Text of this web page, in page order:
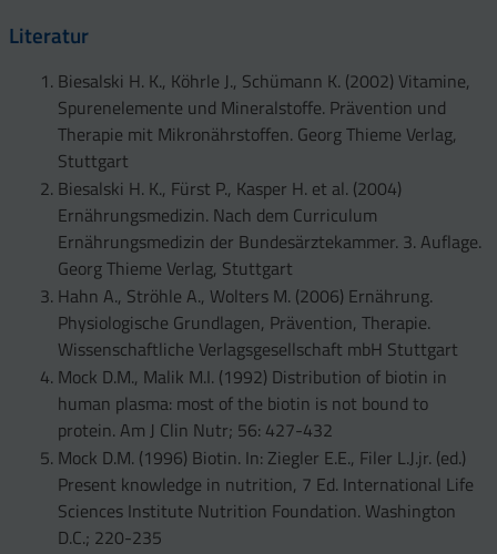
Literatur
Biesalski H. K., Köhrle J., Schümann K. (2002) Vitamine,
Spurenelemente und Mineralstoffe. Prävention und
Therapie mit Mikronährstoffen. Georg Thieme Verlag,
Stuttgart
Biesalski H. K., Fürst P., Kasper H. et al. (2004)
Ernährungsmedizin. Nach dem Curriculum
Ernährungsmedizin der Bundesärztekammer. 3. Auflage.
Georg Thieme Verlag, Stuttgart
Hahn A., Ströhle A., Wolters M. (2006) Ernährung.
Physiologische Grundlagen, Prävention, Therapie.
Wissenschaftliche Verlagsgesellschaft mbH Stuttgart
Mock D.M., Malik M.I. (1992) Distribution of biotin in
human plasma: most of the biotin is not bound to
protein. Am J Clin Nutr; 56: 427-432
Mock D.M. (1996) Biotin. In: Ziegler E.E., Filer L.J.jr. (ed.)
Present knowledge in nutrition, 7 Ed. International Life
Sciences Institute Nutrition Foundation. Washington
D.C.; 220-235